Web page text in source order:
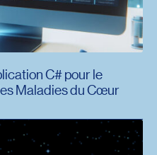
C# pour le
Maladies du Cœur